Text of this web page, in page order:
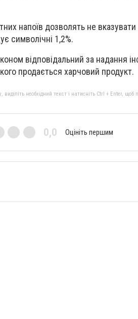
напоїв дозволять не
символічні 1,2%.
відповідальний за надання
продається харчовий продукт.
необхідний текст і натисніть Ctrl + Enter, щоб
0,0 Оцініть першим